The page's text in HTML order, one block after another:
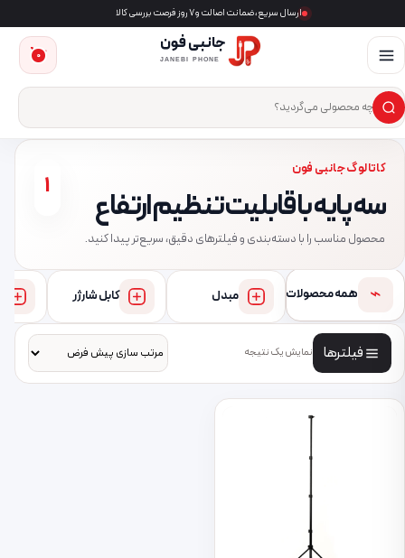
ارسال سریع، ضمانت اصالت و ۷ روز فرصت بررسی کالا
جانبی فون
JANEBI PHONE
جست‌وجوی محصول
×
0
کاتالوگ جانبی فون
سه پایه با قابلیت تنظیم ارتفاع
محصول مناسب را با دسته‌بندی و فیلترهای دقیق، سریع‌تر پیدا کنید.
1
⌁ همه محصولات مبدل کابل شارژر
فیلترها نمایش یک نتیجه